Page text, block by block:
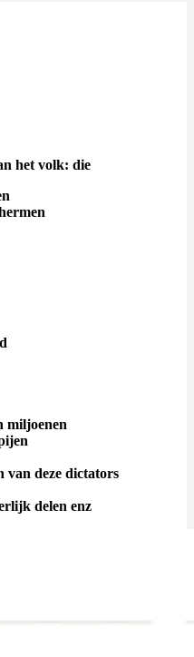
het volk: die
miljoenen
van deze dictators
delen enz